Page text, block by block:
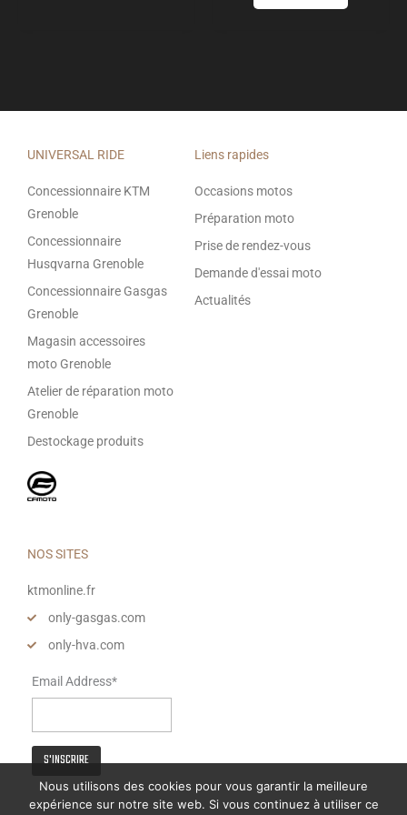
UNIVERSAL RIDE
Concessionnaire KTM
Grenoble
Concessionnaire
Husqvarna Grenoble
Concessionnaire Gasgas
Grenoble
Magasin accessoires
moto Grenoble
Atelier de réparation moto
Grenoble
Destockage produits
Liens rapides
Occasions motos
Préparation moto
Prise de rendez-vous
Demande d'essai moto
Actualités
NOS SITES
ktmonline.fr
only-gasgas.com
only-hva.com
Email Address*
Nous utilisons des cookies pour vous garantir la meilleure
expérience sur notre site web. Si vous continuez à utiliser ce